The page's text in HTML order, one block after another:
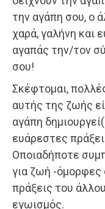
την αγάπη σου, ο
χαρά, γαλήνη και
αγαπάς την/τον
σου!
Σκέφτομαι,
αυτής της ζωής
αγάπη
ευάρεστες
Οποιαδήποτε
για ζωή -όμορφες
πράξεις του
εγωισμός.